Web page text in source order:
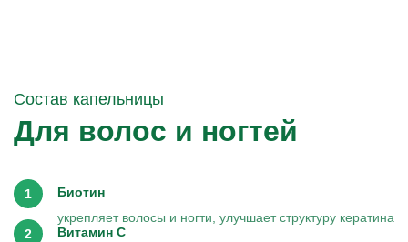
Состав капельницы
Для волос и ногтей
Биотин
укрепляет волосы и ногти, улучшает структуру кератина
Витамин C